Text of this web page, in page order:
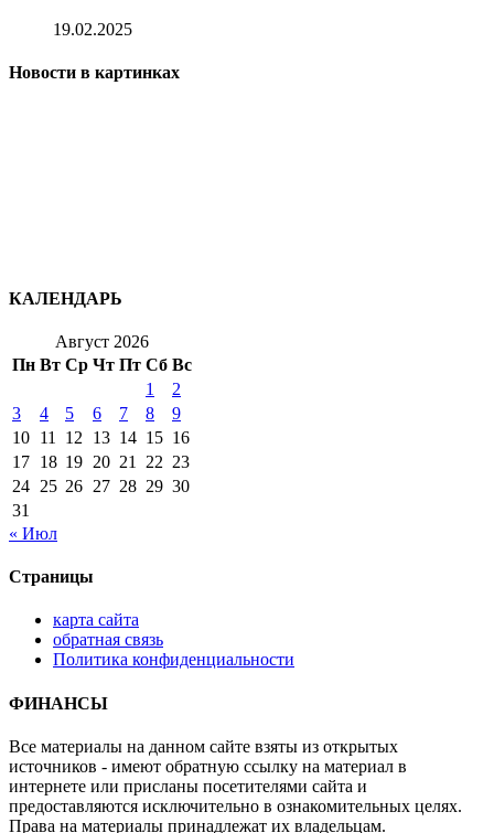
19.02.2025
Новости в картинках
КАЛЕНДАРЬ
Август 2026
Пн Вт Ср Чт Пт Сб Вс
1
2
3
4 5 6 7 8
9
10 11 12 13 14 15 16
17 18 19 20 21 22 23
24 25 26 27 28 29 30
31
« Июл
Страницы
карта сайта
обратная связь
Политика конфиденциальности
ФИНАНСЫ
Все материалы на данном сайте взяты из открытых
источников - имеют обратную ссылку на материал в
интернете или присланы посетителями сайта и
предоставляются исключительно в ознакомительных целях.
Права на материалы принадлежат их владельцам.